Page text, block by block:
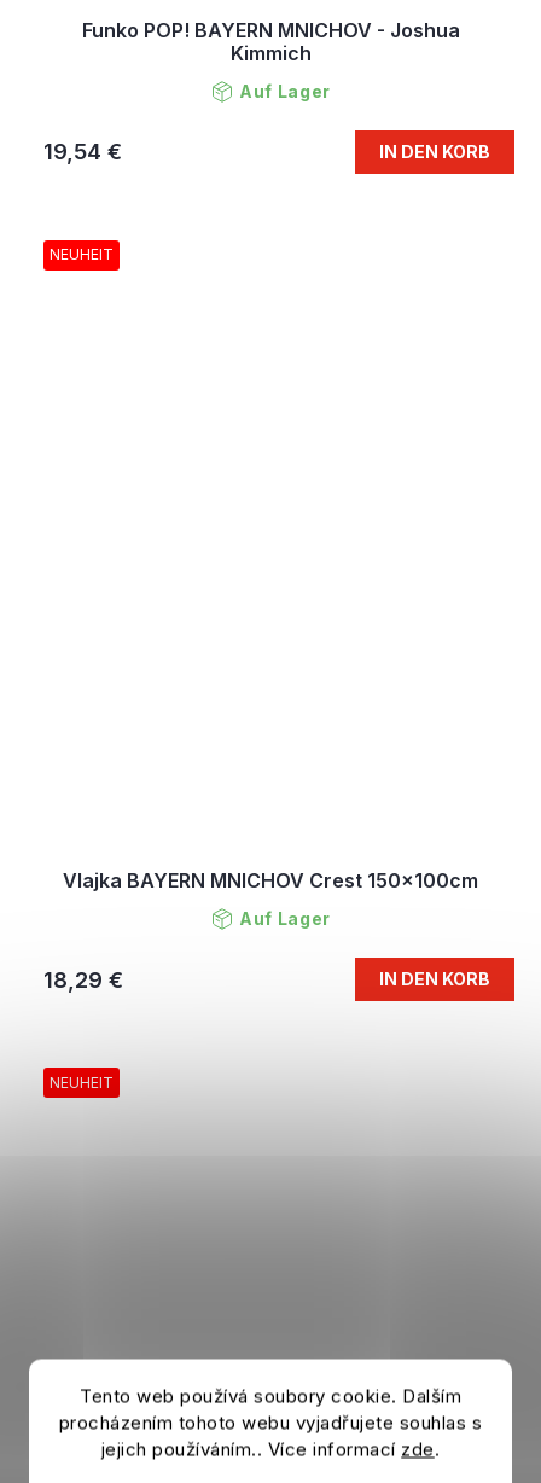
Tento web používá soubory cookie. Dalším
procházením tohoto webu vyjadřujete souhlas s
jejich používáním.. Více informací zde.
Funko POP! BAYERN MNICHOV - Joshua
Kimmich
Auf Lager
19,54 € IN DEN KORB
NEUHEIT
Vlajka BAYERN MNICHOV Crest 150x100cm
Auf Lager
18,29 € IN DEN KORB
NEUHEIT